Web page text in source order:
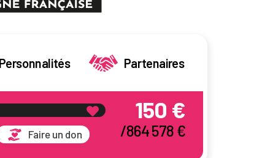
150 €
/864 578 €
Faire un don
Personnalités Partenaires